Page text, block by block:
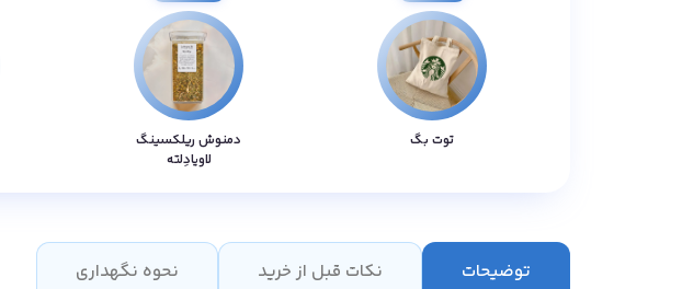
توت بگ
دمنوش ریلکسینگ
لاویادِلته
توضیحات نکات قبل از خرید نحوه نگهداری